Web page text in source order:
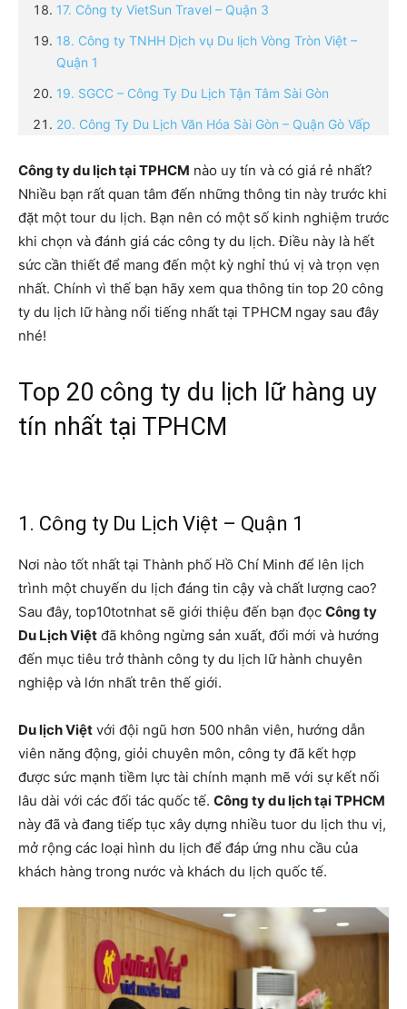
17. Công ty VietSun Travel – Quận 3
18. Công ty TNHH Dịch vụ Du lịch Vòng Tròn Việt –
Quận 1
19. SGCC – Công Ty Du Lịch Tận Tâm Sài Gòn
20. Công Ty Du Lịch Văn Hóa Sài Gòn – Quận Gò Vấp
Công ty du lịch tại TPHCM nào uy tín và có giá rẻ nhất?
Nhiều bạn rất quan tâm đến những thông tin này trước khi
đặt một tour du lịch. Bạn nên có một số kinh nghiệm trước
khi chọn và đánh giá các công ty du lịch. Điều này là hết
sức cần thiết để mang đến một kỳ nghỉ thú vị và trọn vẹn
nhất. Chính vì thế bạn hãy xem qua thông tin top 20 công
ty du lịch lữ hàng nổi tiếng nhất tại TPHCM ngay sau đây
nhé!
Top 20 công ty du lịch lữ hàng uy
tín nhất tại TPHCM
1. Công ty Du Lịch Việt – Quận 1
Nơi nào tốt nhất tại Thành phố Hồ Chí Minh để lên lịch
trình một chuyến du lịch đáng tin cậy và chất lượng cao?
Sau đây, top10totnhat sẽ giới thiệu đến bạn đọc Công ty
Du Lịch Việt đã không ngừng sản xuất, đổi mới và hướng
đến mục tiêu trở thành công ty du lịch lữ hành chuyên
nghiệp và lớn nhất trên thế giới.
Du lịch Việt với đội ngũ hơn 500 nhân viên, hướng dẫn
viên năng động, giỏi chuyên môn, công ty đã kết hợp
được sức mạnh tiềm lực tài chính mạnh mẽ với sự kết nối
lâu dài với các đối tác quốc tế. Công ty du lịch tại TPHCM
này đã và đang tiếp tục xây dựng nhiều tuor du lịch thu vị,
mở rộng các loại hình du lịch để đáp ứng nhu cầu của
khách hàng trong nước và khách du lịch quốc tế.